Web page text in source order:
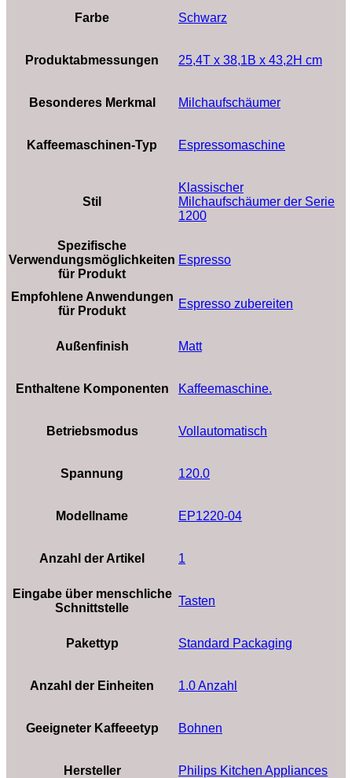
Farbe ‎Schwarz
Produktabmessungen 25,4T x 38,1B x 43,2H cm
Besonderes Merkmal Milchaufschäumer
Kaffeemaschinen-Typ Espressomaschine
Stil
Klassischer
Milchaufschäumer der Serie
1200
Spezifische
Verwendungsmöglichkeiten
für Produkt
Espresso
Empfohlene Anwendungen
für Produkt
Espresso zubereiten
Außenfinish Matt
Enthaltene Komponenten Kaffeemaschine.
Betriebsmodus Vollautomatisch
Spannung 120.0
Modellname EP1220-04
Anzahl der Artikel ‎1
Eingabe über menschliche
Schnittstelle
Tasten
Pakettyp Standard Packaging
Anzahl der Einheiten 1.0 Anzahl
Geeigneter Kaffeeetyp Bohnen
Hersteller Philips Kitchen Appliances